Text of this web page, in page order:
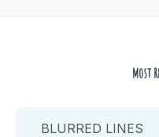
Most
BLURRED LINES